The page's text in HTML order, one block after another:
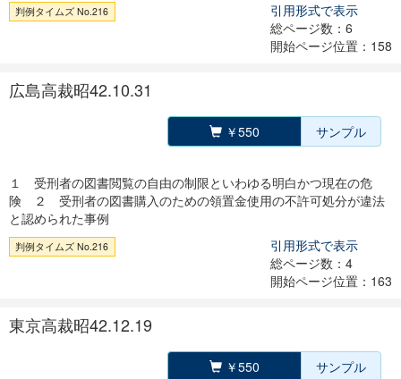
判例タイムズ No.216
引用形式で表示
総ページ数：6
開始ページ位置：158
広島高裁昭42.10.31
￥550 サンプル
１ 受刑者の図書閲覧の自由の制限といわゆる明白かつ現在の危
険 ２ 受刑者の図書購入のための領置金使用の不許可処分が違法
と認められた事例
判例タイムズ No.216
引用形式で表示
総ページ数：4
開始ページ位置：163
東京高裁昭42.12.19
￥550 サンプル